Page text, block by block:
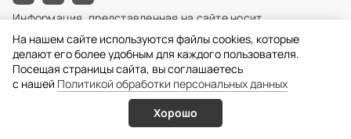
Информация, представленная на сайте носит
ознакомительный характер и не может быть использована
для постановки диагноза, назначения лечения и не
заменяет прием врача. Точную информацию по услугам,
лечению и ценам вы можете получить только на
консультации после полной диагностики. Возможны
На нашем сайте используются файлы cookies, которые
делают его более удобным для каждого пользователя.
Посещая страницы сайта, вы соглашаетесь
c нашей Политикой обработки персональных данных
Хорошо
Онлайн запись